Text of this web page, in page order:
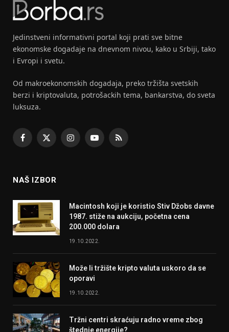
Jedinstveni informativni portal koji prati sve bitne
ekonomske dogadaje na dnevnom nivou, kako u Srbiji, tako
i Evropi i svetu.
Od makroekonomskih dogadaja, preko tržišta svetskih
berzi i kriptovaluta, potrošackih tema, bankarstva, do sveta
luksuza.
Facebook
X
InstagramYouTubeRSS
NAŠ IZBOR
Macintosh koji je koristio Stiv Džobs davne
1987. stiže na aukciju, početna cena
200.000 dolara
19.10.2022.
Može li tržište kripto valuta uskoro da se
oporavi
19.10.2022.
Tržni centri skraćuju radno vreme zbog
štednje energije?